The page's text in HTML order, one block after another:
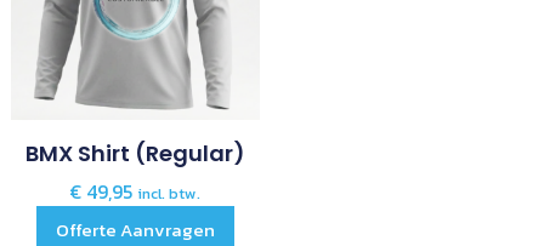
BMX Shirt (regular)
€ 49,95 incl. btw.
Offerte Aanvragen